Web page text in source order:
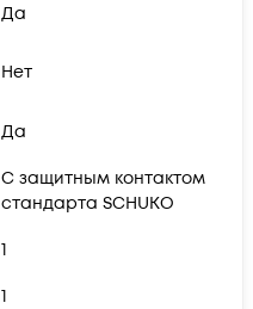
Да
Нет
Да
С защитным контактом
стандарта SCHUKO
1
1